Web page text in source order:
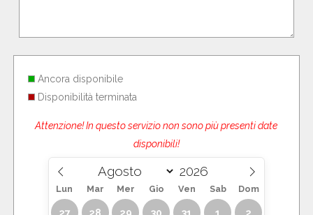
Ancora disponibile
Disponibilità terminata
Attenzione! In questo servizio non sono più presenti date
disponibili!
Lun Mar Mer Gio Ven Sab Dom